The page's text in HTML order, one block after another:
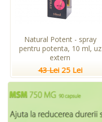
Natural Potent - spray
pentru potenta, 10 ml, uz
extern
43 Lei 25 Lei